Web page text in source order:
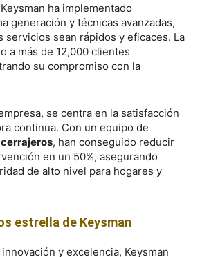
ha implementado
generación y técnicas avanzadas,
servicios sean rápidos y eficaces. La
a más de 12,000 clientes
su compromiso con la
se centra en la satisfacción
continua. Con un equipo de
, han conseguido reducir
en un 50%, asegurando
de alto nivel para hogares y
estrella de Keysman
y excelencia, Keysman